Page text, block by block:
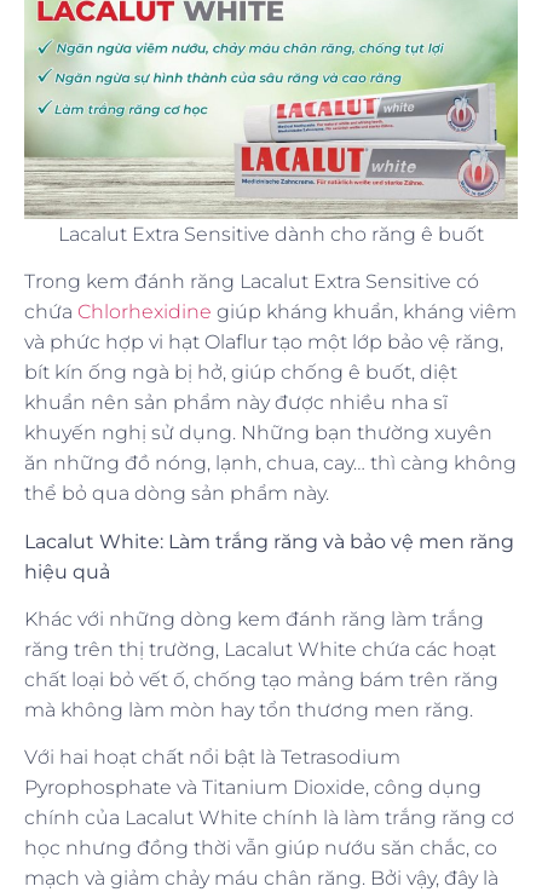
Lacalut Extra Sensitive dành cho răng ê buốt
Trong kem đánh răng Lacalut Extra Sensitive có
chứa Chlorhexidine giúp kháng khuẩn, kháng viêm
và phức hợp vi hạt Olaflur tạo một lớp bảo vệ răng,
bít kín ống ngà bị hở, giúp chống ê buốt, diệt
khuẩn nên sản phẩm này được nhiều nha sĩ
khuyến nghị sử dụng. Những bạn thường xuyên
ăn những đồ nóng, lạnh, chua, cay… thì càng không
thể bỏ qua dòng sản phẩm này.
Lacalut White: Làm trắng răng và bảo vệ men răng
hiệu quả
Khác với những dòng kem đánh răng làm trắng
răng trên thị trường, Lacalut White chứa các hoạt
chất loại bỏ vết ố, chống tạo mảng bám trên răng
mà không làm mòn hay tổn thương men răng.
Với hai hoạt chất nổi bật là Tetrasodium
Pyrophosphate và Titanium Dioxide, công dụng
chính của Lacalut White chính là làm trắng răng cơ
học nhưng đồng thời vẫn giúp nướu săn chắc, co
mạch và giảm chảy máu chân răng. Bởi vậy, đây là